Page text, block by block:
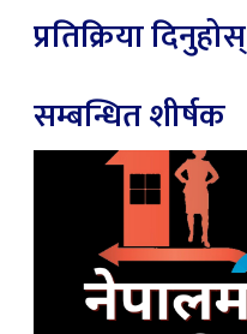
प्रतिक्रिया दिनुहोस्
सम्बन्धित शीर्षक